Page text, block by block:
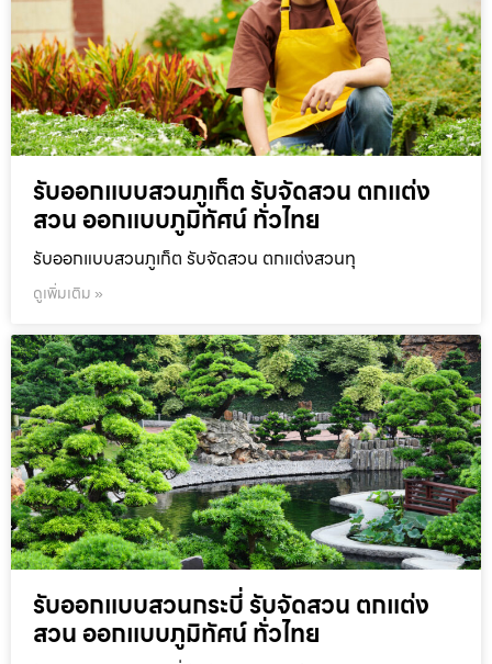
รับออกแบบสวนภูเก็ต รับจัดสวน ตกแต่ง
สวน ออกแบบภูมิทัศน์ ทั่วไทย
รับออกแบบสวนภูเก็ต รับจัดสวน ตกแต่งสวนทุ
ดูเพิ่มเติม »
รับออกแบบสวนกระบี่ รับจัดสวน ตกแต่ง
สวน ออกแบบภูมิทัศน์ ทั่วไทย